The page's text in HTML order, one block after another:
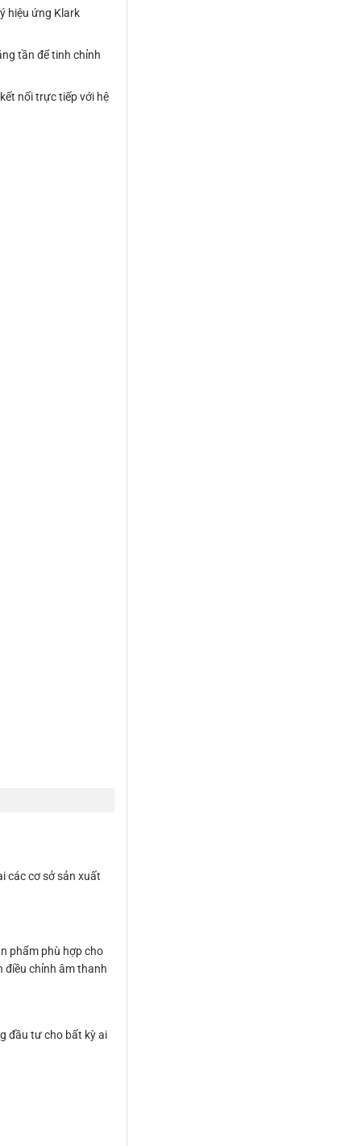
hiệu ứng Klark
tần để tinh chỉnh
nối trực tiếp với hệ
các cơ sở sản xuất
phẩm phù hợp cho
điều chỉnh âm thanh
đầu tư cho bất kỳ ai